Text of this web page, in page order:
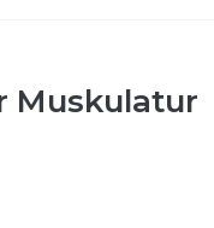
Muskulatur